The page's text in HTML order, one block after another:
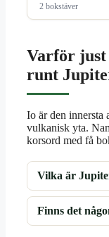
2 bokstäver
Varför just
runt
Io är den innersta
vulkanisk yta.
korsord med få
Vilka är
Finns det